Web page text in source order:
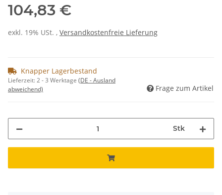
104,83 €
exkl. 19% USt. , Versandkostenfreie Lieferung
Knapper Lagerbestand
Lieferzeit:2 - 3 Werktage (DE - Ausland
abweichend)
Frage zum Artikel
Stk